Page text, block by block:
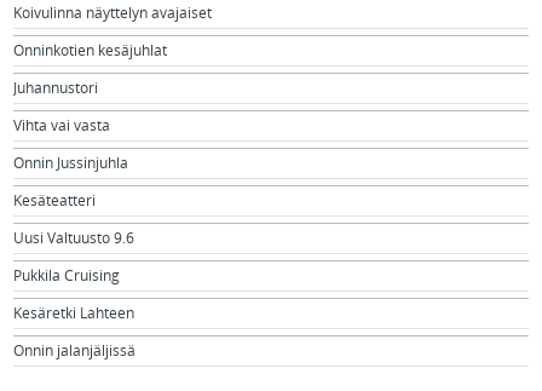
Koivulinna näyttelyn avajaiset
Onninkotien kesäjuhlat
Juhannustori
Vihta vai vasta
Onnin Jussinjuhla
Kesäteatteri
Uusi Valtuusto 9.6
Pukkila Cruising
Kesäretki Lahteen
Onnin jalanjäljissä